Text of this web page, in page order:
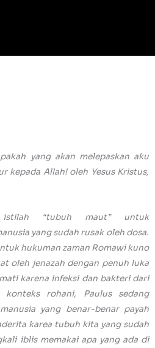
yang akan melepaskan aku
kepada Allah! oleh Yesus Kristus,
istilah “tubuh maut” untuk
yang sudah rusak oleh dosa.
hukuman zaman Romawi kuno
oleh jenazah dengan penuh luka
karena infeksi dan bakteri dari
konteks rohani, Paulus sedang
yang benar-benar payah
karea tubuh kita yang sudah
iblis memakai apa yang ada di